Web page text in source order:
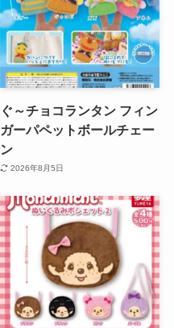
ぐ～チョコランタン フィン
ガーパペットボールチェー
ン
2026年8月5日